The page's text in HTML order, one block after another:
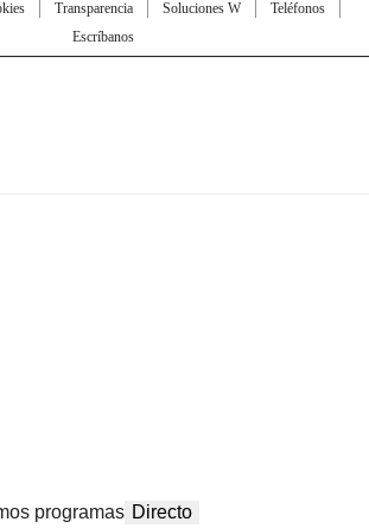
Transparencia Soluciones W
Teléfonos
Escríbanos
programas Directo